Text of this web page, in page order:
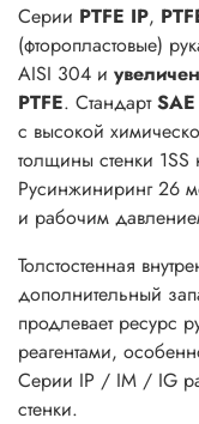
Серии PTFE IP,
(фторопластовые)
AISI 304 и
PTFE. Стандарт
с высокой
толщины стенки 1SS
Русинжиниринг 26
и рабочим
Толстостенная
дополнительный
продлевает ресурс
реагентами,
Серии IP / IM / IG
стенки.